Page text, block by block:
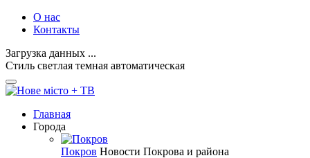
О нас
Контакты
Загрузка данных ...
Стиль светлая темная автоматическая
Главная
Города
Покров Новости Покрова и района